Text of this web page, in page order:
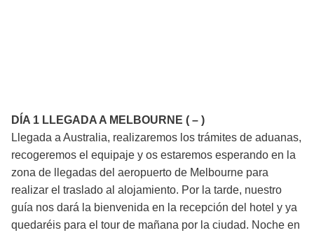
DÍA 1 LLEGADA A MELBOURNE ( – )
Llegada a Australia, realizaremos los trámites de aduanas,
recogeremos el equipaje y os estaremos esperando en la
zona de llegadas del aeropuerto de Melbourne para
realizar el traslado al alojamiento. Por la tarde, nuestro
guía nos dará la bienvenida en la recepción del hotel y ya
quedaréis para el tour de mañana por la ciudad. Noche en